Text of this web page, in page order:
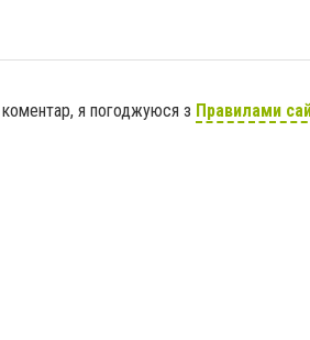
я погоджуюся з Правилами